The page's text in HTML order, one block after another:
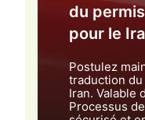
du
pour le
Postulez
traduction
Iran. Valable
Processus